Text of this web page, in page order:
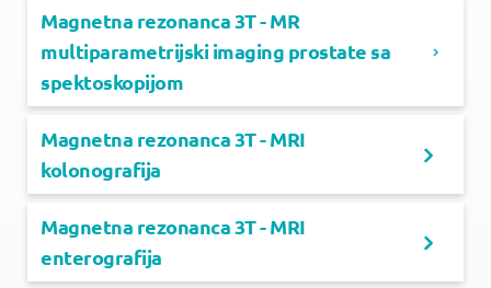
Magnetna rezonanca 3T - MR
multiparametrijski imaging prostate sa
spektoskopijom
Magnetna rezonanca 3T - MRI
kolonografija
Magnetna rezonanca 3T - MRI
enterografija